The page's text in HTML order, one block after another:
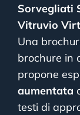
Sorvegliati
Vitruvio
Una
brochure in
propone
aumentata
testi di